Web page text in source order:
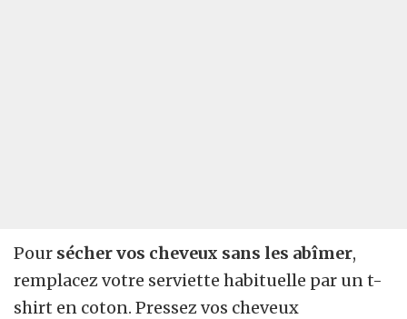
Pour sécher vos cheveux sans les abîmer,
remplacez votre serviette habituelle par un t-
shirt en coton. Pressez vos cheveux